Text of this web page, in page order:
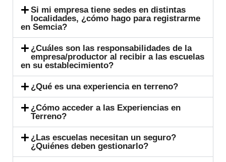
Si mi empresa tiene sedes en distintas
localidades, ¿cómo hago para registrarme
en Semcia?
¿Cuáles son las responsabilidades de la
empresa/productor al recibir a las escuelas
en su establecimiento?
¿Qué es una experiencia en terreno?
¿Cómo acceder a las Experiencias en
Terreno?
¿Las escuelas necesitan un seguro?
¿Quiénes deben gestionarlo?